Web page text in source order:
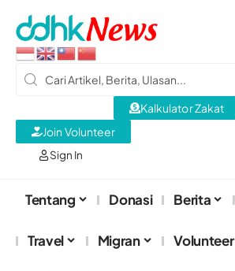
Sign In
Kalkulator Zakat
Join Volunteer
Tentang Donasi Berita
Travel Migran Volunteer